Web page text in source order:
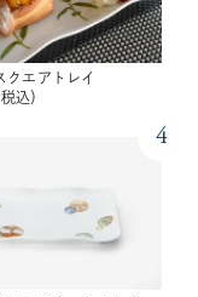
エアトレイ
税込）
4